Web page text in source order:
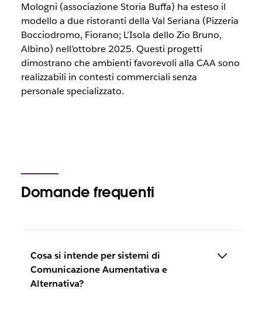
Mologni (associazione Storia Buffa) ha esteso il
modello a due ristoranti della Val Seriana (Pizzeria
Bocciodromo, Fiorano; L’Isola dello Zio Bruno,
Albino) nell’ottobre 2025. Questi progetti
dimostrano che ambienti favorevoli alla CAA sono
realizzabili in contesti commerciali senza
personale specializzato.
Domande frequenti
Cosa si intende per sistemi di
Comunicazione Aumentativa e
Alternativa?